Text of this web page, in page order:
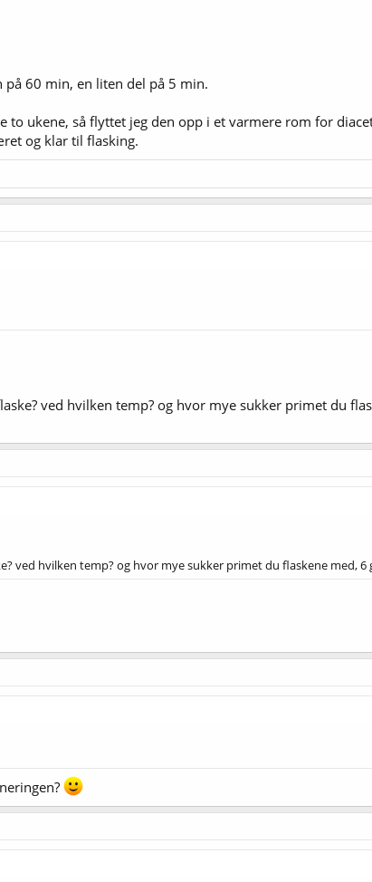
60 min, en liten del på 5 min.
to ukene, så flyttet jeg den opp i et varmere rom for
og klar til flasking.
ved hvilken temp? og hvor mye sukker primet du
ved hvilken temp? og hvor mye sukker primet du flaskene med, 6